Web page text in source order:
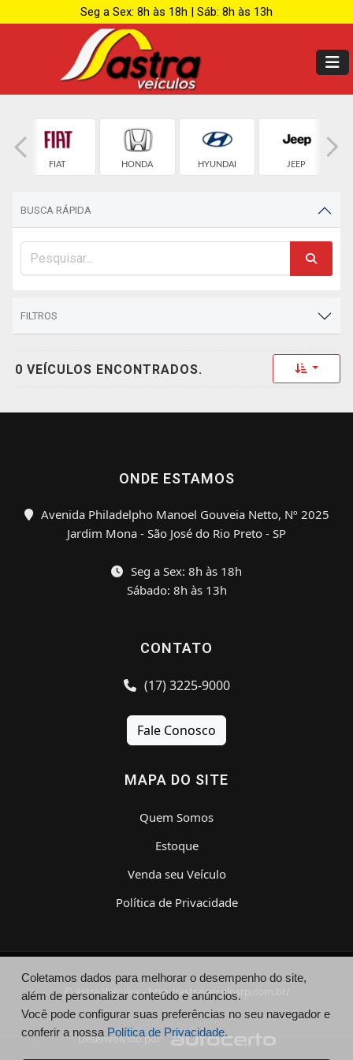
Seg a Sex: 8h às 18h | Sáb: 8h às 13h
FIAT HONDA HYUNDAI JEEP
BUSCA RÁPIDA
FILTROS
0 VEÍCULOS ENCONTRADOS. Toggle
ONDE ESTAMOS
Avenida Philadelpho Manoel Gouveia Netto, Nº 2025
Jardim Mona - São José do Rio Preto - SP
Seg a Sex: 8h às 18h
Sábado: 8h às 13h
CONTATO
(17) 3225-9000
Fale Conosco
MAPA DO SITE
Quem Somos
Estoque
Venda seu Veículo
Política de Privacidade
© Astra Veículos - http://astraveiculosrp.com.br/
Desenvolvido por
Coletamos dados para melhorar o desempenho do site,
além de personalizar conteúdo e anúncios.
Você pode configurar suas preferências no seu navegador e
conferir a nossa Política de Privacidade.